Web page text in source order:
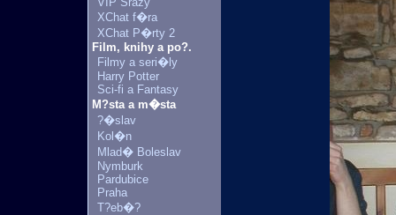
XChat f�ra
XChat P�rty 2
Film, knihy a po?.
Filmy a seri�ly
Harry Potter
Sci-fi a Fantasy
M?sta a m�sta
?�slav
Kol�n
Mlad� Boleslav
Nymburk
Pardubice
Praha
T?eb�?